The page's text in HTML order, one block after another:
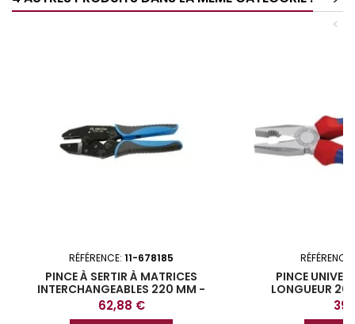
<
RÉFÉRENCE: 11-678185
PINCE À SERTIR À MATRICES
INTERCHANGEABLES 220 MM -
678185
Prix
62,88 €
RÉFÉRENCE:
PINCE
LONGUEUR
Prix